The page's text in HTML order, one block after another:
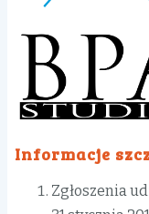
Informacje
Zgłoszenia